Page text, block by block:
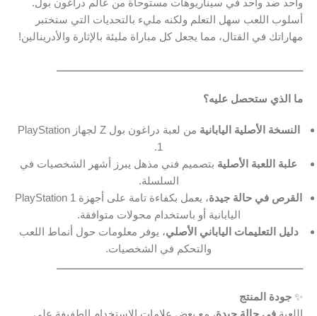
واحد ضد واحد في سيناريوهات مستوحاة من عالم دراغون بول.
أسلوب اللعب سهل التعلم ولكنه مليء بالتحديات التي ستختبر
مهاراتك في القتال، مما يجعل كل مباراة مليئة بالإثارة والأدرينالين!
ـــــــــــــــــــــــــــــــــــــــــــــــــــــــــــــــــــــــــــــــــــــــ
ما الذي ستحصل عليه؟
النسخة الأصلية اليابانية
من لعبة دراغون بول Z لجهاز PlayStation
1.
علبة اللعبة الأصلية بتصميم فني مذهل يبرز أشهر الشخصيات في
السلسلة.
القرص في حالة جيدة
، يعمل بكفاءة تامة على أجهزة PlayStation 1
اليابانية أو باستخدام محولات متوافقة.
دليل التعليمات الياباني الأصلي، يوفر معلومات حول أنماط اللعب
والتحكم في الشخصيات.
ـــــــــــــــــــــــــــــــــــــــــــــــــــــــــــــــــــــــــــــــــــــــ
✨ جودة المنتج